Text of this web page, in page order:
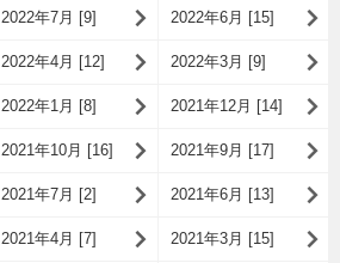
2022年7月 [9] 2022年6月 [15]
2022年4月 [12] 2022年3月 [9]
2022年1月 [8] 2021年12月 [14]
2021年10月 [16] 2021年9月 [17]
2021年7月 [2] 2021年6月 [13]
2021年4月 [7] 2021年3月 [15]